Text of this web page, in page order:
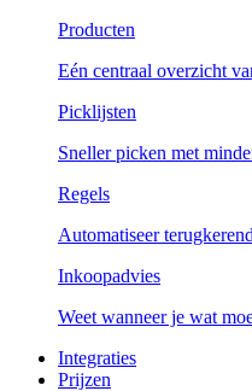
Producten
Eén centraal overzicht
Picklijsten
Sneller picken met
Regels
Automatiseer
Inkoopadvies
Weet wanneer je wat
Integraties
Prijzen